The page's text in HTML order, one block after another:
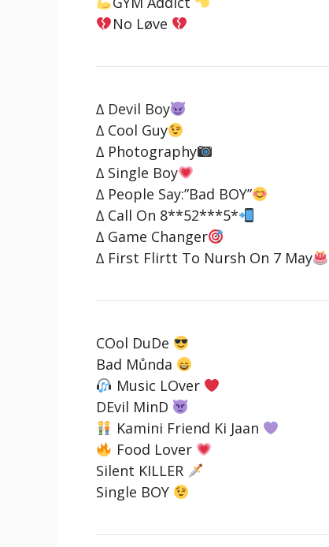
No Løve
∆ Devil Boy
∆ Cool Guy
∆ Photography
∆ Single Boy
∆ People Say:”Bad BOY”
∆ Call On 8**52***5*
∆ Game Changer
∆ First Flirtt To Nursh On 7 May
COol DuDe
Bad Můnda
Music LOver
DEvil MinD
Kamini Friend Ki Jaan
Food Lover
Silent KILLER
Single BOY